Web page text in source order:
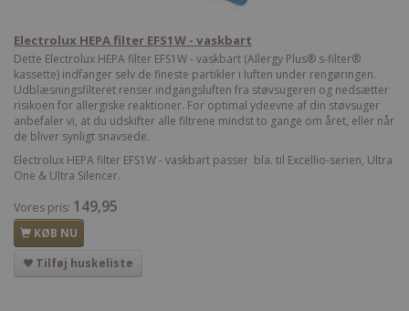
Electrolux HEPA filter EFS1W - vaskbart
Dette Electrolux HEPA filter EFS1W - vaskbart (Allergy Plus® s-filter®
kassette) indfanger selv de fineste partikler i luften under rengøringen.
Udblæsningsfilteret renser indgangsluften fra støvsugeren og nedsætter
risikoen for allergiske reaktioner. For optimal ydeevne af din støvsuger
anbefaler vi, at du udskifter alle filtrene mindst to gange om året, eller når
de bliver synligt snavsede.
Electrolux HEPA filter EFS1W - vaskbart passer bla. til Excellio-serien, Ultra
One & Ultra Silencer.
Vores pris: 149,95
KØB NU
Tilføj huskeliste